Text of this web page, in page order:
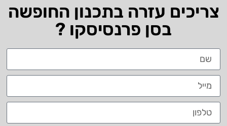
צריכים עזרה בתכנון החופשה
בסן פרנסיסקו ?